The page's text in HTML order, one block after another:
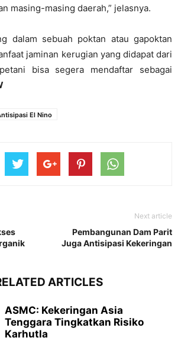
masing-masing daerah,” jelasnya.
dalam sebuah poktan atau gapoktan
jaminan kerugian yang didapat dari
bisa segera mendaftar sebagai
El Nino
Next article
Pembangunan Dam Parit
Juga Antisipasi Kekeringan
ARTICLES
ASMC: Kekeringan Asia
Tenggara Tingkatkan Risiko
Karhutla